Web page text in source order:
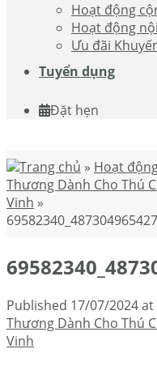
Hoạt động
Hoạt động
Ưu đãi
Tuyển dụng
Đặt hẹn
Trang chủ » Hoạt
Thương Dành Cho Thú
Vinh »
Published 17/07/2024at
Thương Dành Cho Thú
Vinh